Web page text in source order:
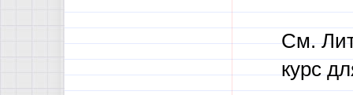
См.
курс